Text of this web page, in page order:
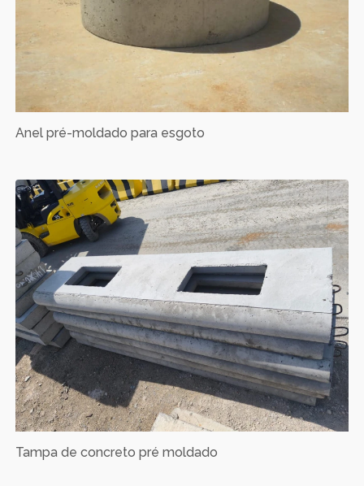
Anel pré-moldado para esgoto
Tampa de concreto pré moldado